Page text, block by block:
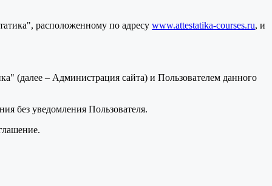
расположенному по адресу www.attestatika-courses.ru, и
(далее – Администрация сайта) и Пользователем данного
без уведомления Пользователя.